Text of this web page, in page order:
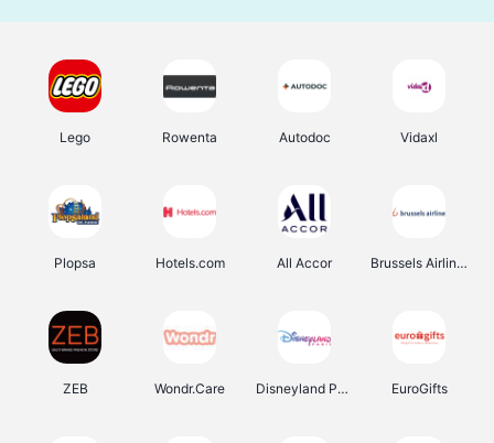
Lego Rowenta Autodoc Vidaxl
Plopsa Hotels.com All Accor Brussels Airlines
ZEB Wondr.Care Disneyland Paris EuroGifts